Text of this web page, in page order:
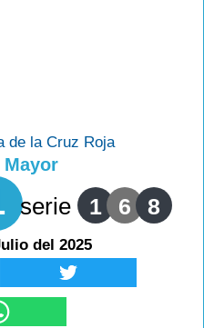
de la Cruz Roja
Mayor
serie 1 6 8
del 2025